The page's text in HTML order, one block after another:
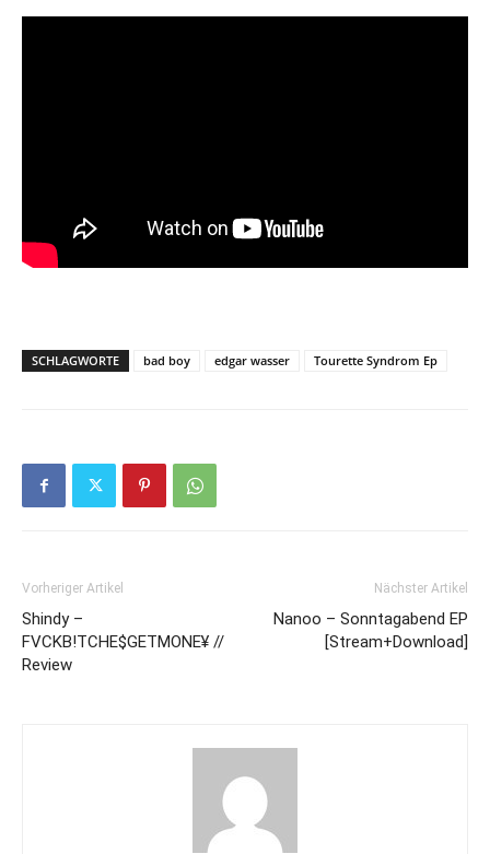
SCHLAGWORTE bad boy edgar wasser Tourette Syndrom Ep
Vorheriger Artikel
Shindy –
FVCKB!TCHE$GETMONE¥ //
Review
Nächster Artikel
Nanoo – Sonntagabend EP
[Stream+Download]